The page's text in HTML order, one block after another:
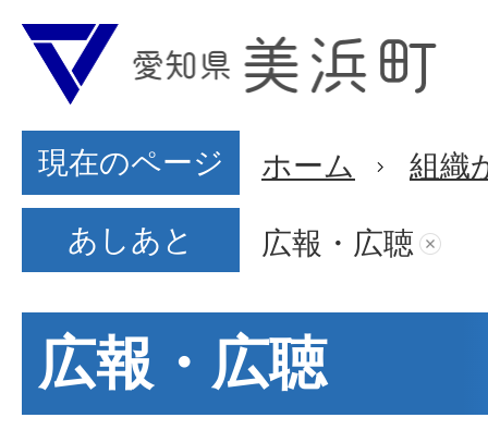
現在のページ ホーム 組織
あしあと 広報・広聴
広報・広聴